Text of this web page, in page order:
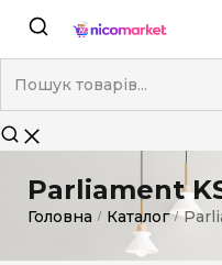
Parliament
Головна / Каталог /